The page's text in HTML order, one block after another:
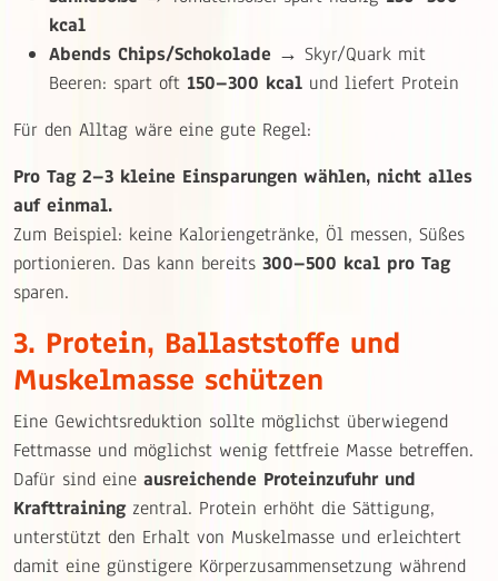
kcal
Abends Chips/Schokolade → Skyr/Quark mit
Beeren: spart oft 150–300 kcal und liefert Protein
Für den Alltag wäre eine gute Regel:
Pro Tag 2–3 kleine Einsparungen wählen, nicht alles
auf einmal.
Zum Beispiel: keine Kaloriengetränke, Öl messen, Süßes
portionieren. Das kann bereits 300–500 kcal pro Tag
sparen.
3. Protein, Ballaststoffe und
Muskelmasse schützen
Eine Gewichtsreduktion sollte möglichst überwiegend
Fettmasse und möglichst wenig fettfreie Masse betreffen.
Dafür sind eine ausreichende Proteinzufuhr und
Krafttrainingzentral. Protein erhöht die Sättigung,
unterstützt den Erhalt von Muskelmasse und erleichtert
damit eine günstigere Körperzusammensetzung während